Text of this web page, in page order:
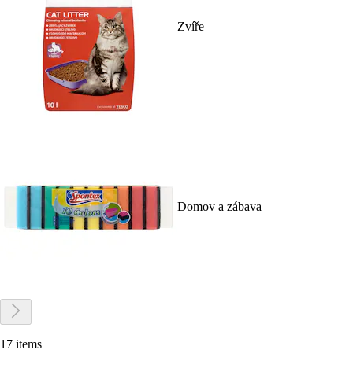
Zvíře
Domov a zábava
17 items